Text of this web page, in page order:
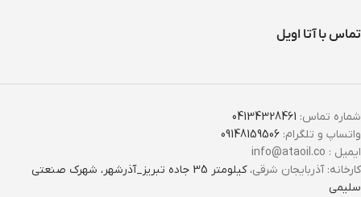
تماس با آتا اویل
شماره تماس: 04134328461
واتساپ و تلگرام: 09148159506
ایمیل : info@ataoil.co
کارخانه: آذربایجان شرقی،
کیلومتر 35 جاده تبریز_آذرشهر، شهرک صنعتی
سلیمی